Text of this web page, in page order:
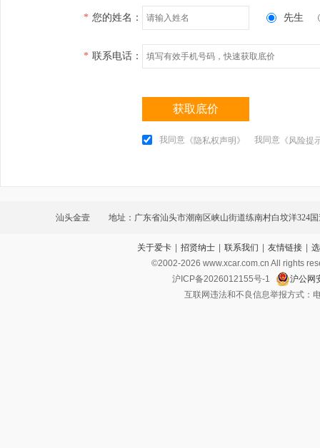
* 您的姓名： 先生
* 联系电话：
获取底价
我同意 《隐私权声明》 我同意 《风险提
汕头金壹 地址：广东省汕头市潮南区峡山街道练南村白坟洋324
汽车城A幢首层A17
关于爱卡 | 招贤纳士 | 联系我们 | 友情链接 |
©2002-2026 www.xcar.com.cn All rights
沪ICP备2026012155号-1
沪公网
互联网违法和不良信息举报方式：